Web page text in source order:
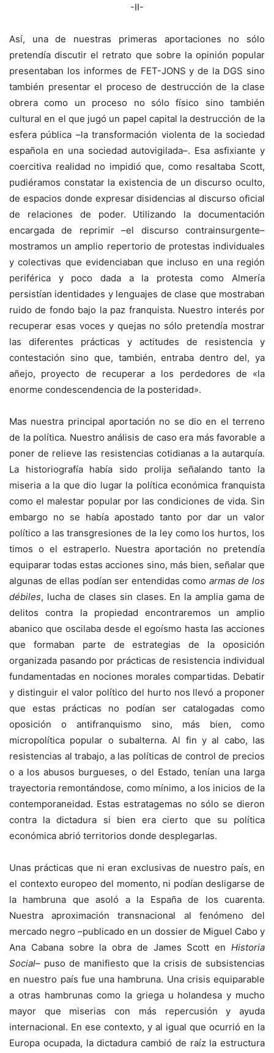
-II-
Así, una de nuestras primeras aportaciones no sólo
pretendía discutir el retrato que sobre la opinión popular
presentaban los informes de FET-JONS y de la DGS sino
también presentar el proceso de destrucción de la clase
obrera como un proceso no sólo físico sino también
cultural en el que jugó un papel capital la destrucción de la
esfera pública –la transformación violenta de la sociedad
española en una sociedad autovigilada–. Esa asfixiante y
coercitiva realidad no impidió que, como resaltaba Scott,
pudiéramos constatar la existencia de un discurso oculto,
de espacios donde expresar disidencias al discurso oficial
de relaciones de poder. Utilizando la documentación
encargada de reprimir –el discurso contrainsurgente–
mostramos un amplio repertorio de protestas individuales
y colectivas que evidenciaban que incluso en una región
periférica y poco dada a la protesta como Almería
persistían identidades y lenguajes de clase que mostraban
ruido de fondo bajo la paz franquista. Nuestro interés por
recuperar esas voces y quejas no sólo pretendía mostrar
las diferentes prácticas y actitudes de resistencia y
contestación sino que, también, entraba dentro del, ya
añejo, proyecto de recuperar a los perdedores de «la
enorme condescendencia de la posteridad».
Mas nuestra principal aportación no se dio en el terreno
de la política. Nuestro análisis de caso era más favorable a
poner de relieve las resistencias cotidianas a la autarquía.
La historiografía había sido prolija señalando tanto la
miseria a la que dio lugar la política económica franquista
como el malestar popular por las condiciones de vida. Sin
embargo no se había apostado tanto por dar un valor
político a las transgresiones de la ley como los hurtos, los
timos o el estraperlo. Nuestra aportación no pretendía
equiparar todas estas acciones sino, más bien, señalar que
algunas de ellas podían ser entendidas como armas de los
débiles, lucha de clases sin clases. En la amplia gama de
delitos contra la propiedad encontraremos un amplio
abanico que oscilaba desde el egoísmo hasta las acciones
que formaban parte de estrategias de la oposición
organizada pasando por prácticas de resistencia individual
fundamentadas en nociones morales compartidas. Debatir
y distinguir el valor político del hurto nos llevó a proponer
que estas prácticas no podían ser catalogadas como
oposición o antifranquismo sino, más bien, como
micropolítica popular o subalterna. Al fin y al cabo, las
resistencias al trabajo, a las políticas de control de precios
o a los abusos burgueses, o del Estado, tenían una larga
trayectoria remontándose, como mínimo, a los inicios de la
contemporaneidad. Estas estratagemas no sólo se dieron
contra la dictadura si bien era cierto que su política
económica abrió territorios donde desplegarlas.
Unas prácticas que ni eran exclusivas de nuestro país, en
el contexto europeo del momento, ni podían desligarse de
la hambruna que asoló a la España de los cuarenta.
Nuestra aproximación transnacional al fenómeno del
mercado negro –publicado en un dossier de Miguel Cabo y
Ana Cabana sobre la obra de James Scott en Historia
Social– puso de manifiesto que la crisis de subsistencias
en nuestro país fue una hambruna. Una crisis equiparable
a otras hambrunas como la griega u holandesa y mucho
mayor que miserias con más repercusión y ayuda
internacional. En ese contexto, y al igual que ocurrió en la
Europa ocupada, la dictadura cambió de raíz la estructura